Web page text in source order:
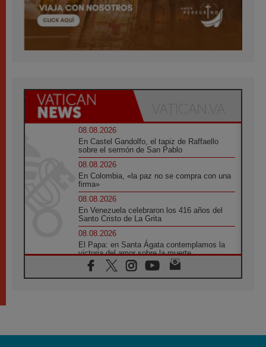
08.08.2026
En Castel Gandolfo, el tapiz de Raffaello
sobre el sermón de San Pablo
08.08.2026
En Colombia, «la paz no se compra con una
firma»
08.08.2026
En Venezuela celebraron los 416 años del
Santo Cristo de La Grita
08.08.2026
El Papa: en Santa Ágata contemplamos la
victoria del amor sobre la muerte
08.08.2026
León XIV visitará el Santuario de la Madre
07.08.2026